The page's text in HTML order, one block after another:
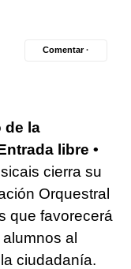
Comentar ·
de la
libre •
cierra su
Orquestral
que favorecerá
al
ciudadanía.